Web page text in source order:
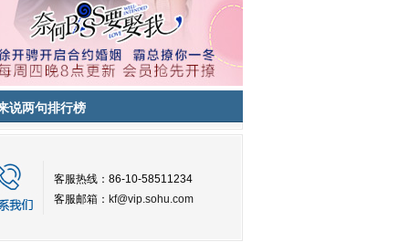
说两句排行榜
客服热线：86-10-58511234
客服邮箱： kf@vip.sohu.com